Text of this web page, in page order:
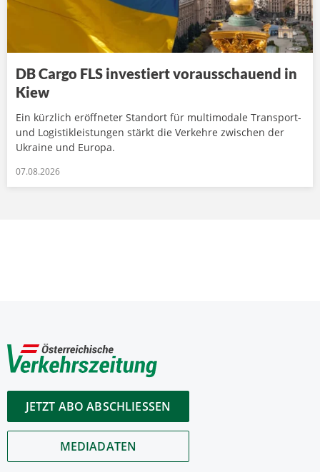
DB Cargo FLS investiert vorausschauend in
Kiew
Ein kürzlich eröffneter Standort für multimodale Transport-
und Logistikleistungen stärkt die Verkehre zwischen der
Ukraine und Europa.
07.08.2026
JETZT ABO ABSCHLIESSEN
MEDIADATEN